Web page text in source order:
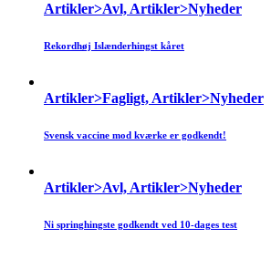
Artikler>Avl, Artikler>Nyheder
Rekordhøj Islænderhingst kåret
Artikler>Fagligt, Artikler>Nyheder
Svensk vaccine mod kværke er godkendt!
Artikler>Avl, Artikler>Nyheder
Ni springhingste godkendt ved 10-dages test